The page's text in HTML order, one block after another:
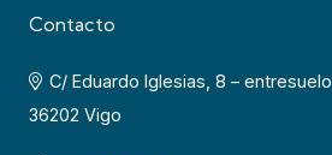
Contacto
C/ Eduardo Iglesias, 8 – entresuelo
36202 Vigo